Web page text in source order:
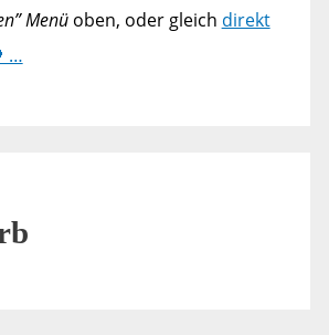
Menüoben, oder gleich direkt
…